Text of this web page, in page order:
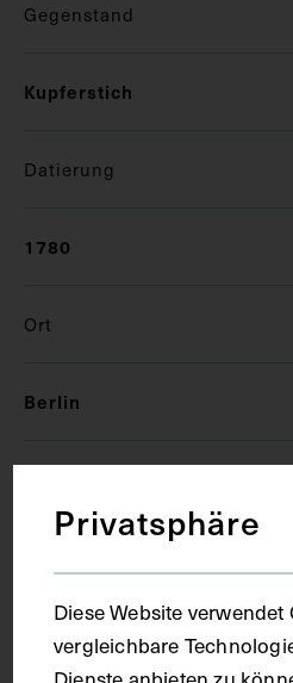
Gegenstand
Kupferstich
Datierung
1780
Ort
Berlin
Technik
Privatsphäre
Diese Website verwendet
vergleichbare